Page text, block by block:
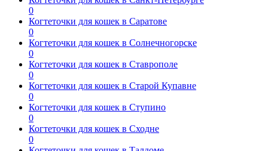
0
Когтеточки для кошек в Саратове
0
Когтеточки для кошек в Солнечногорске
0
Когтеточки для кошек в Ставрополе
0
Когтеточки для кошек в Старой Купавне
0
Когтеточки для кошек в Ступино
0
Когтеточки для кошек в Сходне
0